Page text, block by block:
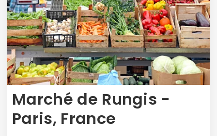
Marché de Rungis -
Paris, France